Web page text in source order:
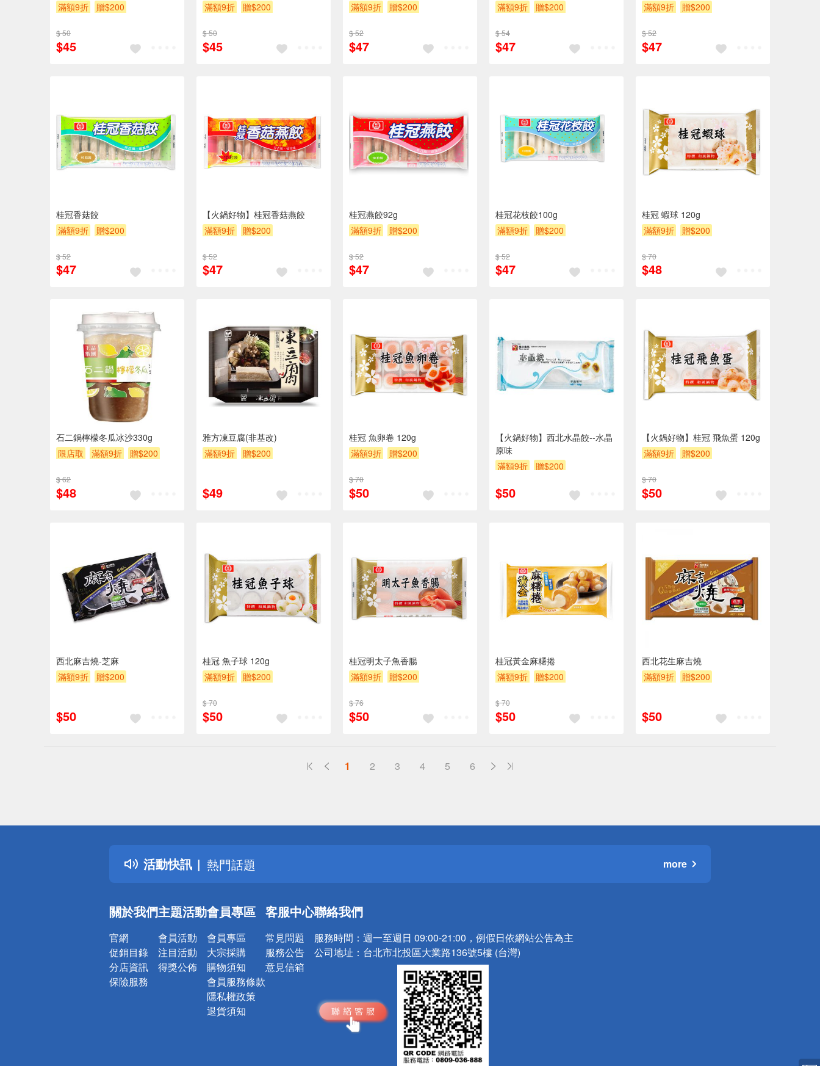
滿額9折
贈$200
$ 50
$45
滿額9折
贈$200
$ 50
$45
滿額9折
贈$200
$ 52
$47
滿額9折
贈$200
$ 54
$47
滿額9折
贈$200
$ 52
$47
桂冠香菇餃
滿額9折
贈$200
$ 52
$47
【火鍋好物】桂冠香菇燕餃
滿額9折
贈$200
$ 52
$47
桂冠燕餃92g
滿額9折
贈$200
$ 52
$47
桂冠花枝餃100g
滿額9折
贈$200
$ 52
$47
桂冠 蝦球 120g
滿額9折
贈$200
$ 70
$48
石二鍋檸檬冬瓜冰沙330g
限店取
滿額9折 贈$200
$ 62
$48
雅方凍豆腐(非基改)
滿額9折
贈$200
$49
桂冠 魚卵卷 120g
滿額9折
贈$200
$ 70
$50
【火鍋好物】西北水晶餃--水晶
原味
滿額9折
贈$200
$50
【火鍋好物】桂冠 飛魚蛋 120g
滿額9折
贈$200
$ 70
$50
西北麻吉燒-芝麻
滿額9折
贈$200
$50
桂冠 魚子球 120g
滿額9折
贈$200
$ 70
$50
桂冠明太子魚香腸
滿額9折
贈$200
$ 76
$50
桂冠黃金麻糬捲
滿額9折
贈$200
$ 70
$50
西北花生麻吉燒
滿額9折
贈$200
$50
1 2 3 4 5 6
活動快訊
詐騙網頁！請小心！
得獎公告
熱門話題
銀行優惠
詐騙網頁！請小心！
more
關於我們
官網
促銷目錄
分店資訊
保險服務
主題活動
會員活動
注目活動
得獎公佈
會員專區
會員專區
大宗採購
購物須知
會員服務條款
隱私權政策
退貨須知
客服中心
常見問題
服務公告
意見信箱
聯絡我們
服務時間： 週一至週日 09:00-21:00，例假日依網站公告為主
公司地址： 台北市北投區大業路136號5樓 (台灣)